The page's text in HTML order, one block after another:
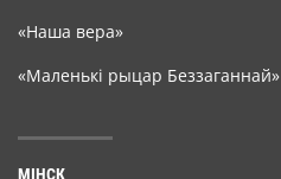
«Наша вера»
«Маленькі рыцар Беззаганнай»
МІНСК